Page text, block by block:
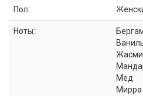
Пол::
Ноты::
Мед
Мирра